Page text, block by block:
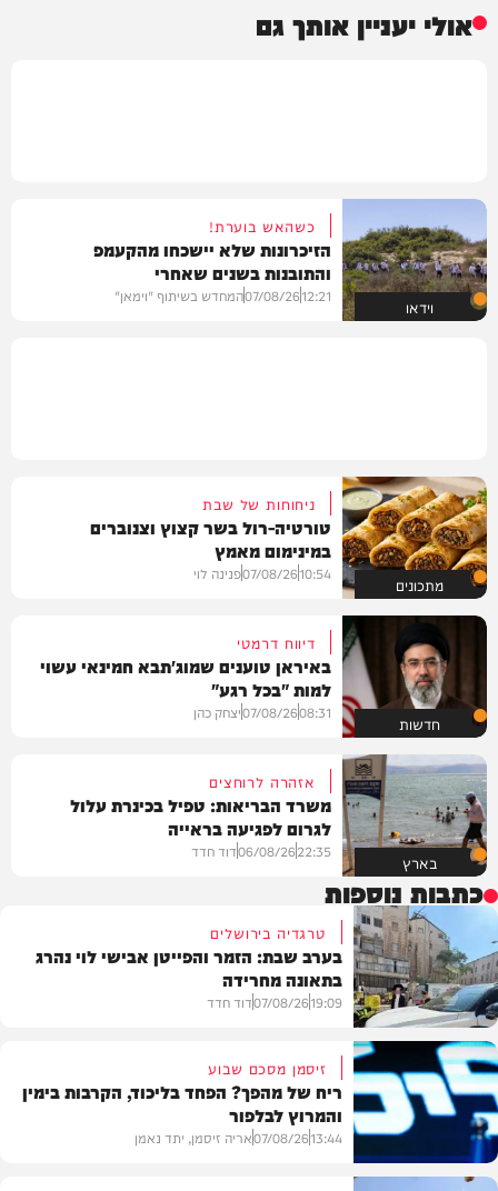
אולי יעניין אותך גם
וידאו
כשהאש בוערת!
הזיכרונות שלא יישכחו מהקעמפ
והתובנות בשנים שאחרי
12:21
07/08/26המחדש בשיתוף "וימאן"
מתכונים
ניחוחות של שבת
טורטיה-רול בשר קצוץ וצנוברים
במינימום מאמץ
10:54
07/08/26פנינה לוי
חדשות
דיווח דרמטי
באיראן טוענים שמוג'תבא חמינאי עשוי
למות "בכל רגע"
08:31
07/08/26יצחק כהן
בארץ
אזהרה לרוחצים
משרד הבריאות: טפיל בכינרת עלול
לגרום לפגיעה בראייה
22:35
06/08/26דוד חדד
כתבות נוספות
בארץ
טרגדיה בירושלים
בערב שבת: הזמר והפייטן אבישי לוי נהרג
בתאונה מחרידה
19:09
07/08/26דוד חדד
זיסמן מסכם שבוע
ריח של מהפך? הפחד בליכוד, הקרבות בימין
והמרוץ לבלפור
13:44
07/08/26אריה זיסמן, יתד נאמן